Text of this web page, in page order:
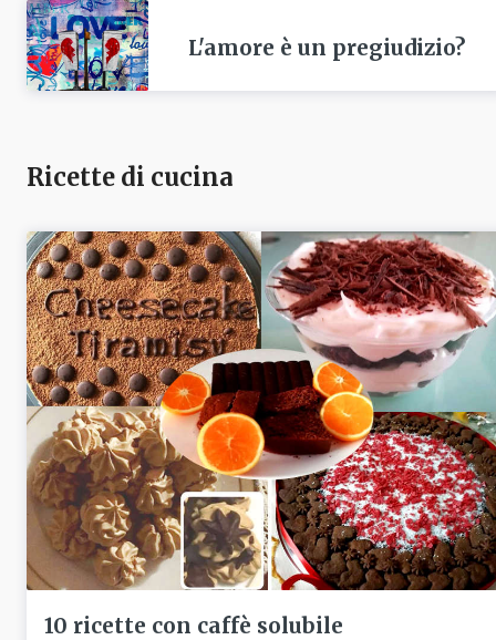
L'amore è un pregiudizio?
Ricette di cucina
10 ricette con caffè solubile